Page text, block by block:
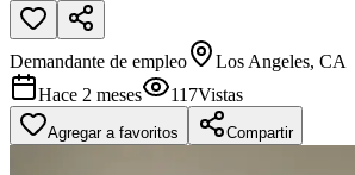
Demandante de empleo
Los Angeles, CA
Hace 2 meses
117Vistas
Agregar a favoritos Compartir